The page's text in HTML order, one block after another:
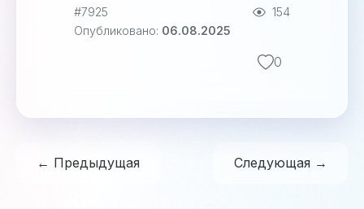
#7925
154
Опубликовано: 06.08.2025
0
← Предыдущая Следующая →